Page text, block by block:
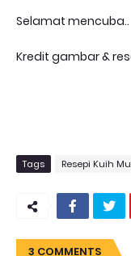
Selamat mencuba..
Kredit gambar &
Tags Resepi Kuih
3 COMMENTS